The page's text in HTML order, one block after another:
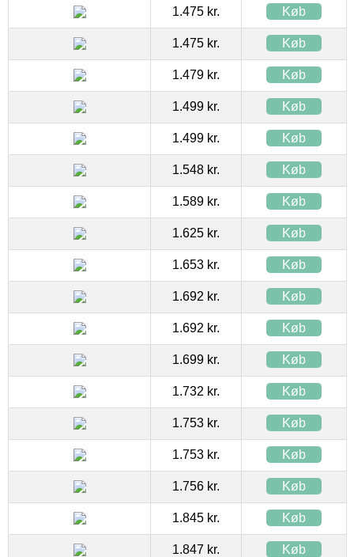
1.475 kr. Køb
1.475 kr. Køb
1.479 kr. Køb
1.499 kr. Køb
1.499 kr. Køb
1.548 kr. Køb
1.589 kr. Køb
1.625 kr. Køb
1.653 kr. Køb
1.692 kr. Køb
1.692 kr. Køb
1.699 kr. Køb
1.732 kr. Køb
1.753 kr. Køb
1.753 kr. Køb
1.756 kr. Køb
1.845 kr. Køb
1.847 kr. Køb